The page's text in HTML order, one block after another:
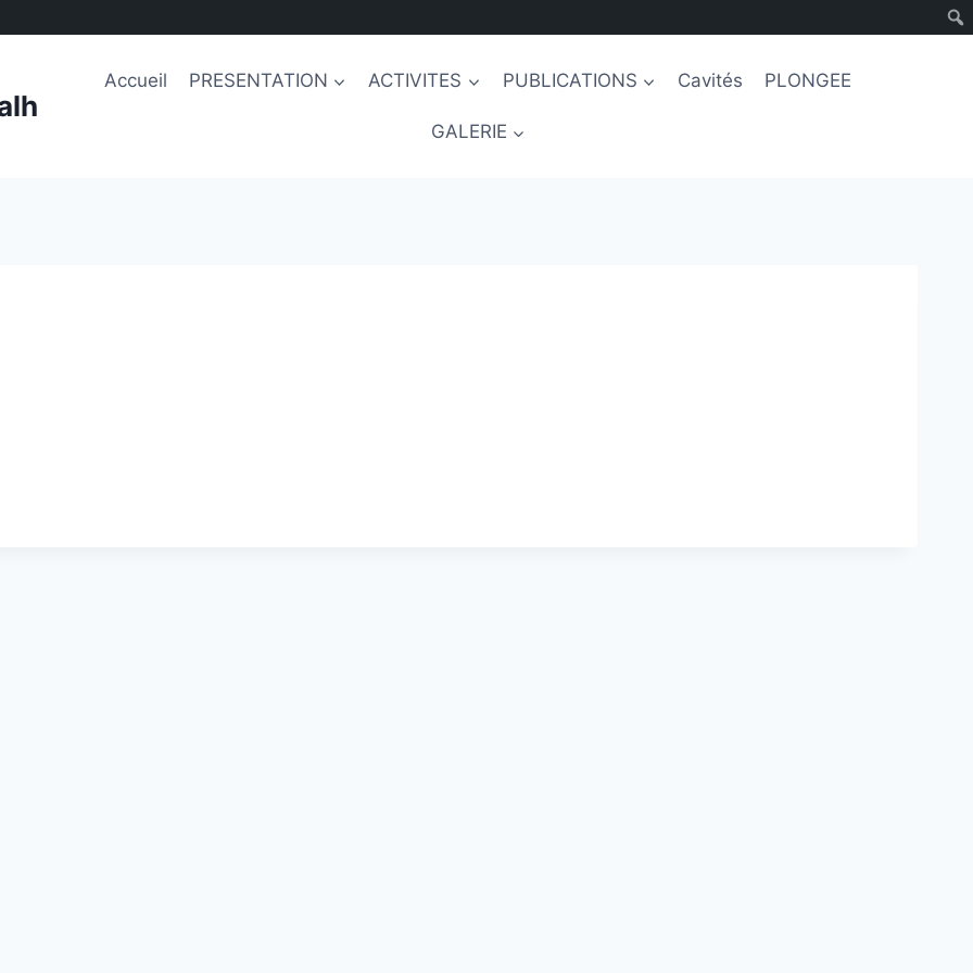
Accueil PRESENTATION ACTIVITES PUBLICATIONS Cavités PLONGEE
GALERIE